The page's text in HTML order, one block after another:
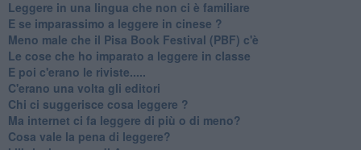
Leggere in una lingua che non ci è familiare
​E se imparassimo a leggere in cinese ?
​Meno male che il Pisa Book Festival (PBF) c'è
​Le cose che ho imparato a leggere in classe
​E poi c'erano le riviste.....
​C'erano una volta gli editori
​Chi ci suggerisce cosa leggere ?
​Ma internet ci fa leggere di più o di meno?
​Cosa vale la pena di leggere?